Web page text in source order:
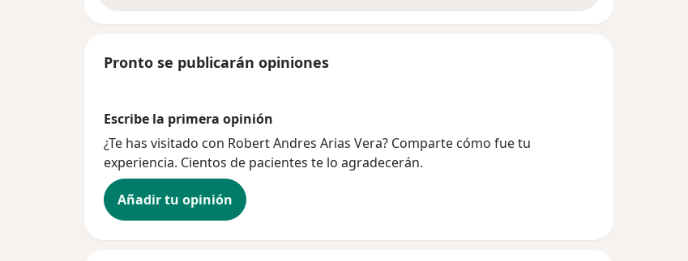
Pronto se publicarán opiniones
Escribe la primera opinión
¿Te has visitado con Robert Andres Arias Vera? Comparte cómo fue tu
experiencia. Cientos de pacientes te lo agradecerán.
Añadir tu opinión